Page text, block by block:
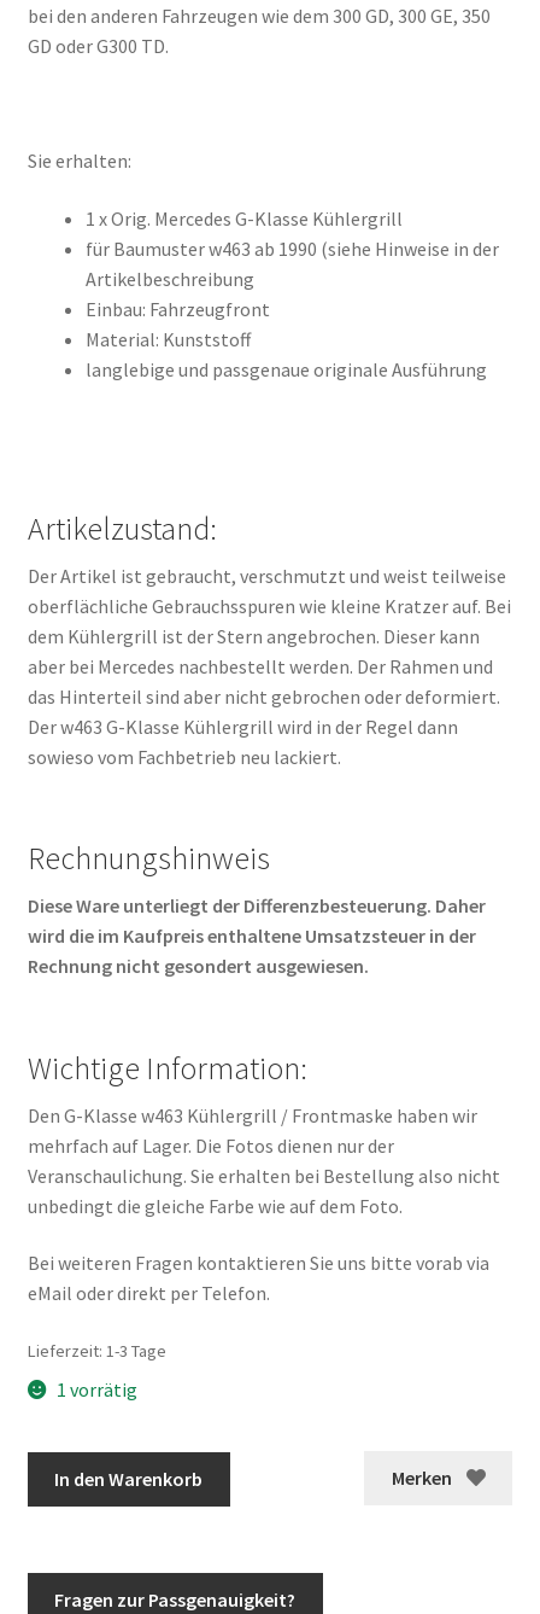
bei den anderen Fahrzeugen wie dem 300 GD, 300 GE, 350
GD oder G300 TD.
Sie erhalten:
1 x Orig. Mercedes G-Klasse Kühlergrill
für Baumuster w463 ab 1990 (siehe Hinweise in der
Artikelbeschreibung
Einbau: Fahrzeugfront
Material: Kunststoff
langlebige und passgenaue originale Ausführung
Artikelzustand:
Der Artikel ist gebraucht, verschmutzt und weist teilweise
oberflächliche Gebrauchsspuren wie kleine Kratzer auf. Bei
dem Kühlergrill ist der Stern angebrochen. Dieser kann
aber bei Mercedes nachbestellt werden. Der Rahmen und
das Hinterteil sind aber nicht gebrochen oder deformiert.
Der w463 G-Klasse Kühlergrill wird in der Regel dann
sowieso vom Fachbetrieb neu lackiert.
Rechnungshinweis
Diese Ware unterliegt der Differenzbesteuerung. Daher
wird die im Kaufpreis enthaltene Umsatzsteuer in der
Rechnung nicht gesondert ausgewiesen.
Wichtige Information:
Den G-Klasse w463 Kühlergrill / Frontmaske haben wir
mehrfach auf Lager. Die Fotos dienen nur der
Veranschaulichung. Sie erhalten bei Bestellung also nicht
unbedingt die gleiche Farbe wie auf dem Foto.
Bei weiteren Fragen kontaktieren Sie uns bitte vorab via
eMail oder direkt per Telefon.
Lieferzeit: 1-3 Tage
1 vorrätig
Merken
In den Warenkorb
Fragen zur Passgenauigkeit?